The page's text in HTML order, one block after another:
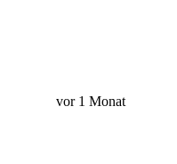
vor 1 Monat